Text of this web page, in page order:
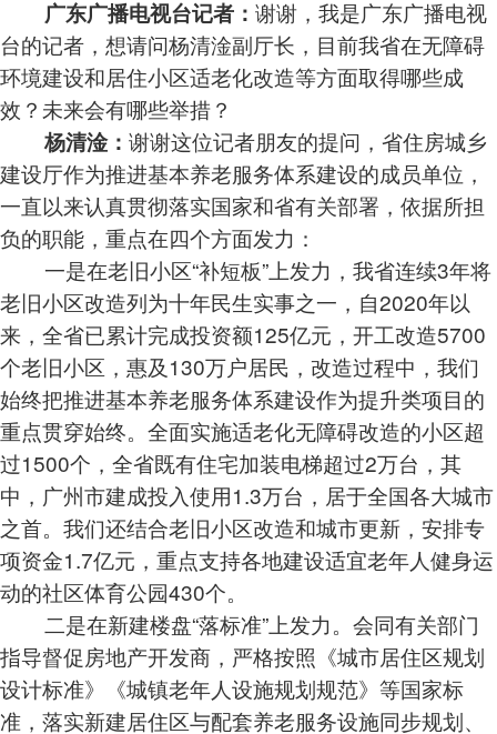
广东广播电视台记者： 谢谢，我是广东广播电视
台的记者，想请问杨清淦副厅长，目前我省在无障碍
环境建设和居住小区适老化改造等方面取得哪些成
效？未来会有哪些举措？
杨清淦： 谢谢这位记者朋友的提问，省住房城乡
建设厅作为推进基本养老服务体系建设的成员单位，
一直以来认真贯彻落实国家和省有关部署，依据所担
负的职能，重点在四个方面发力：
一是在老旧小区“补短板”上发力，我省连续3年将
老旧小区改造列为十年民生实事之一，自2020年以
来，全省已累计完成投资额125亿元，开工改造5700
个老旧小区，惠及130万户居民，改造过程中，我们
始终把推进基本养老服务体系建设作为提升类项目的
重点贯穿始终。全面实施适老化无障碍改造的小区超
过1500个，全省既有住宅加装电梯超过2万台，其
中，广州市建成投入使用1.3万台，居于全国各大城市
之首。我们还结合老旧小区改造和城市更新，安排专
项资金1.7亿元，重点支持各地建设适宜老年人健身运
动的社区体育公园430个。
二是在新建楼盘“落标准”上发力。会同有关部门
指导督促房地产开发商，严格按照《城市居住区规划
设计标准》《城镇老年人设施规划规范》等国家标
准，落实新建居住区与配套养老服务设施同步规划、